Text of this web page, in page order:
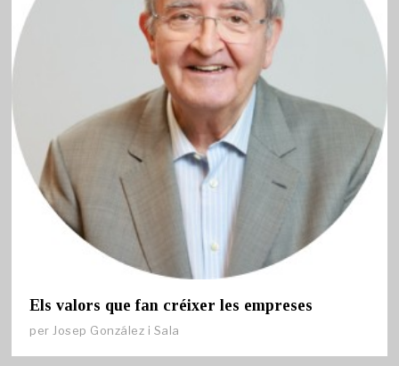
Els valors que fan créixer les empreses
perJosep González i Sala